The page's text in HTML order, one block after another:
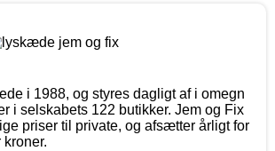
i 1988, og styres dagligt af i omegn
i selskabets 122 butikker. Jem og Fix
priser til private, og afsætter årligt for